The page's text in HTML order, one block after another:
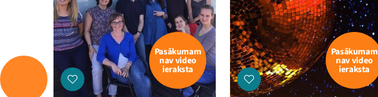
Pasākumam
nav video
ieraksta
Pasākumam
nav video
ieraksta